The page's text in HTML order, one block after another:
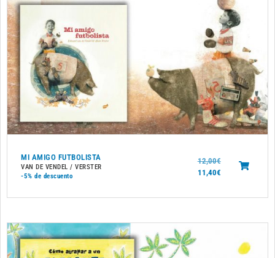
MI AMIGO FUTBOLISTA
VAN DE VENDEL / VERSTER
-5% de descuento
12,00€
11,40€